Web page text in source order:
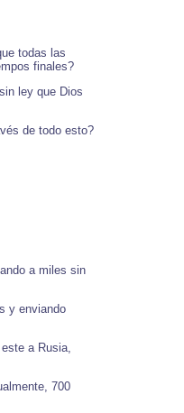
todas las
finales?
ley que Dios
de todo esto?
a miles sin
y enviando
a Rusia,
700